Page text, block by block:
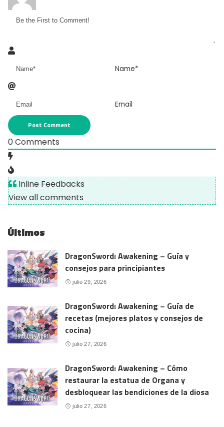
Name*
Email
0Comments
Inline Feedbacks
View all comments
Últimos
DragonSword: Awakening – Guía y
consejos para principiantes
julio 29, 2026
DragonSword: Awakening – Guía de
recetas (mejores platos y consejos de
cocina)
julio 27, 2026
DragonSword: Awakening – Cómo
restaurar la estatua de Organa y
desbloquear las bendiciones de la diosa
julio 27, 2026